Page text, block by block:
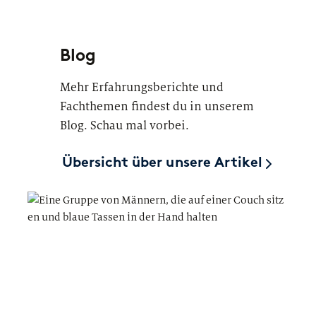
Blog
Mehr Erfahrungsberichte und
Fachthemen findest du in unserem
Blog. Schau mal vorbei.
Übersicht über unsere Artikel